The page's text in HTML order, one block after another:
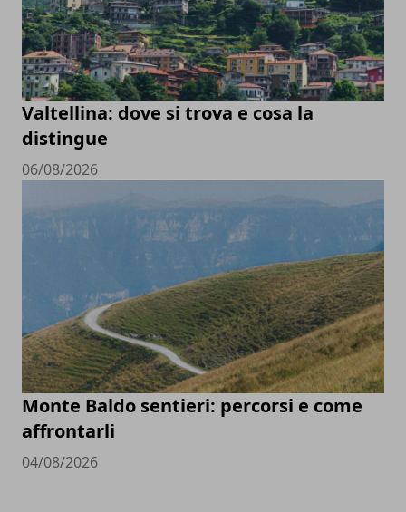
Valtellina: dove si trova e cosa la
distingue
06/08/2026
Monte Baldo sentieri: percorsi e come
affrontarli
04/08/2026